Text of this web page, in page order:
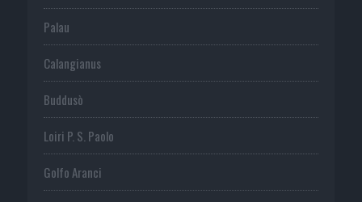
Palau
Calangianus
Buddusò
Loiri P. S. Paolo
Golfo Aranci